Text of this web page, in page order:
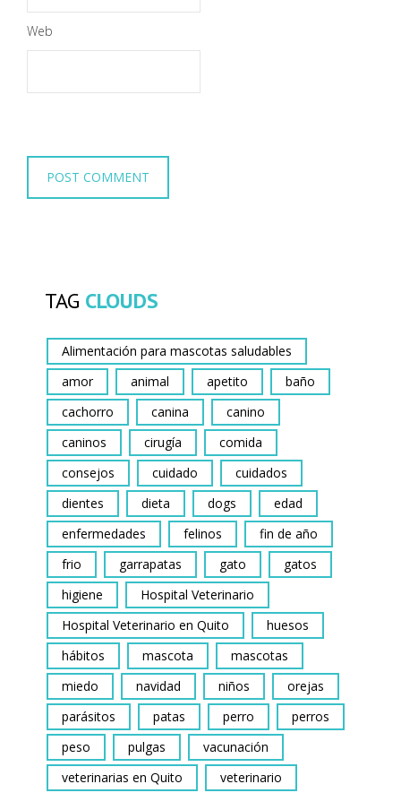
Web
TAG CLOUDS
Alimentación para mascotas saludables
amor
animal apetito
baño
cachorro
canina
canino
caninos
cirugía
comida
consejos
cuidado
cuidados
dientes
dieta dogs
edad
enfermedades
felinos
fin de año
frio
garrapatas gato
gatos
higiene
Hospital Veterinario
Hospital Veterinario en Quito
huesos
hábitos
mascota
mascotas
miedo
navidad niños
orejas
parásitos
patas perro
perros
peso
pulgas
vacunación
veterinarias en Quito
veterinario